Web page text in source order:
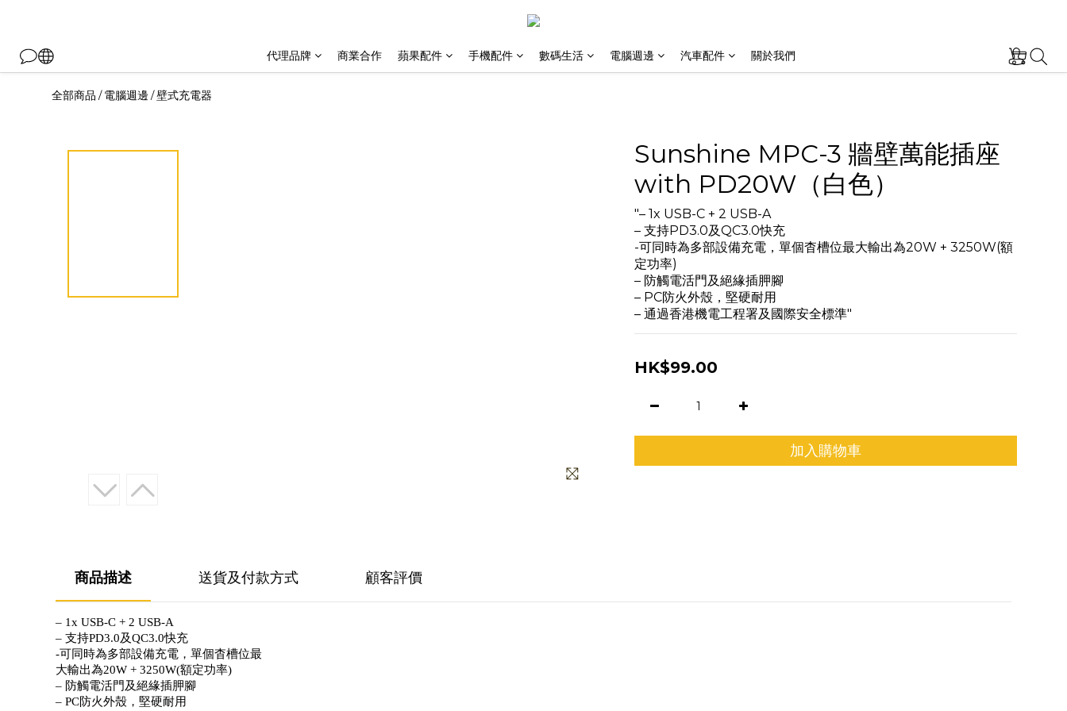
代理品牌 商業合作 蘋果配件 手機配件 數碼生活 電腦週邊 汽車配件 關於我們
全部商品 /電腦週邊 /壁式充電器
Sunshine MPC-3 牆壁萬能插座
with PD20W（白色）
"– 1x USB-C + 2 USB-A
– 支持PD3.0及QC3.0快充
-可同時為多部設備充電，單個杳槽位最大輸出為20W + 3250W(額
定功率)
– 防觸電活門及絕緣插胛腳
– PC防火外殼，堅硬耐用
– 通過香港機電工程署及國際安全標準"
HK$99.00
加入購物車
商品描述 送貨及付款方式 顧客評價
– 1x USB-C + 2 USB-A
– 支持PD3.0及QC3.0快充
-可同時為多部設備充電，單個杳槽位最
大輸出為20W + 3250W(額定功率)
– 防觸電活門及絕緣插胛腳
– PC防火外殼，堅硬耐用